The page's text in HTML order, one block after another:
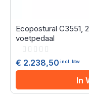
Ecopostural C3551,
voetpedaal
Rating:
€ 2.238,50 incl. btw
In